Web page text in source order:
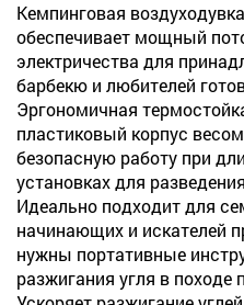
Кемпинговая
обеспечивает мощный
электричества для
барбекю и любителей
Эргономичная
пластиковый корпус
безопасную работу при
установках для
Идеально подходит для
начинающих и искателей
нужны портативные
разжигания угля в походе